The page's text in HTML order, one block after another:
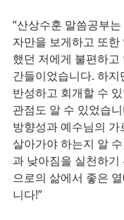
“산상수훈 말씀공부
자만을 보게하고 또
했던 저에게 불편하고
간들이었습니다. 하지
반성하고 회개할 수
관점도 알 수 있었습
방향성과 예수님의 가
살아가야 하는지 알
과 낮아짐을 실천하
으로의 삶에서 좋은
니다!”